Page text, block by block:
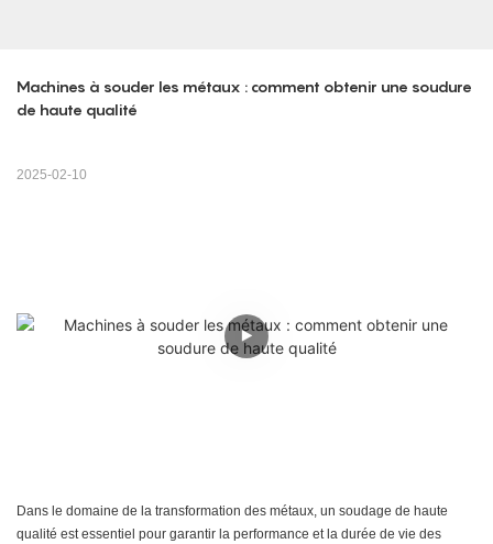
Machines à souder les métaux : comment obtenir une soudure
de haute qualité
2025-02-10
Dans le domaine de la transformation des métaux, un soudage de haute
qualité est essentiel pour garantir la performance et la durée de vie des